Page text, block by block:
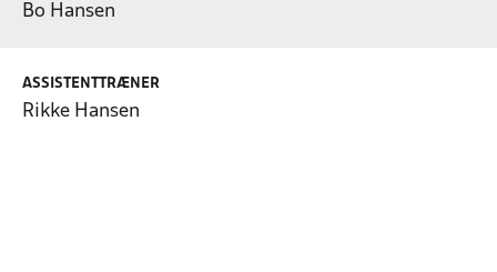
Bo Hansen
ASSISTENTTRÆNER
Rikke Hansen